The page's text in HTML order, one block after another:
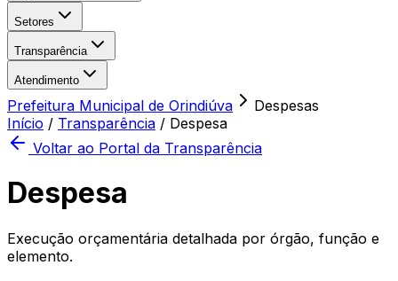
Setores
Transparência
Atendimento
Prefeitura Municipal de Orindiúva
Despesas
Início / Transparência / Despesa
Voltar ao Portal da Transparência
Despesa
Execução orçamentária detalhada por órgão, função e
elemento.